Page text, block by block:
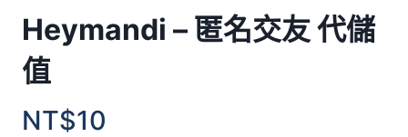
Heymandi – 匿名交友 代儲
值
NT$10